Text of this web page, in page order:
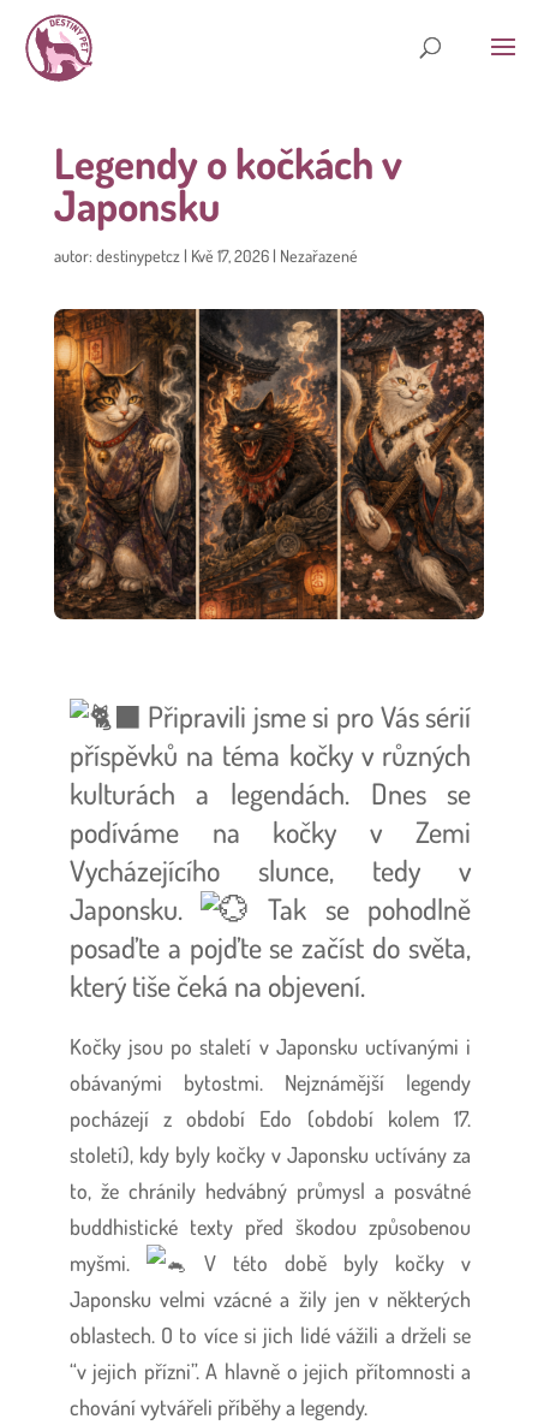
Legendy o kočkách v
Japonsku
autor: destinypetcz | Kvě 17, 2026| Nezařazené
Připravili jsme si pro Vás sérií
příspěvků na téma kočky v různých
kulturách a legendách.Dnes se
podíváme na kočky v Zemi
Vycházejícího slunce, tedy v
Japonsku.
Tak se pohodlně
posaďte a pojďte se začíst do světa,
který tiše čeká na objevení.
Kočky jsou po staletí v Japonsku uctívanými i
obávanými bytostmi. Nejznámější legendy
pocházejí z období Edo (období kolem 17.
století), kdy byly kočky v Japonsku uctívány za
to, že chránily hedvábný průmysl a posvátné
buddhistické texty před škodou způsobenou
myšmi.
V této době byly kočky v
Japonsku velmi vzácné a žily jen v některých
oblastech. O to více si jich lidé vážili a drželi se
“v jejich přízni”. A hlavně o jejich přítomnosti a
chování vytvářeli příběhy a legendy.